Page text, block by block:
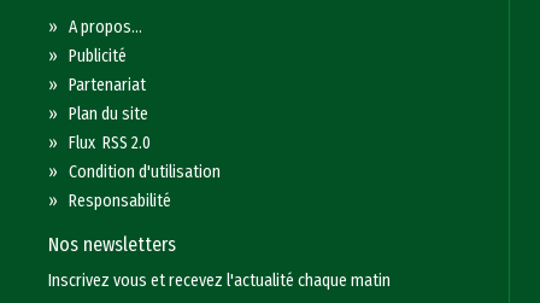
»A propos...
»Publicité
»Partenariat
»Plan du site
»Flux RSS 2.0
»Condition d'utilisation
»Responsabilité
Nos newsletters
Inscrivez vous et recevez l'actualité chaque matin